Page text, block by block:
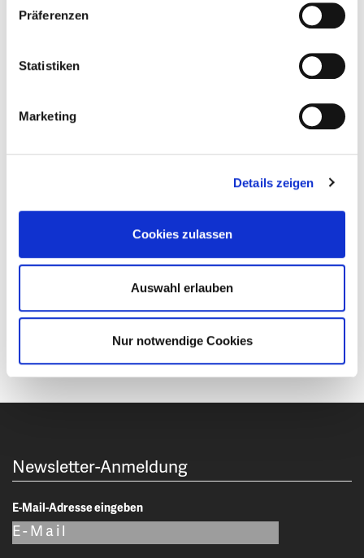
Präferenzen
Statistiken
Marketing
Details zeigen
Cookies zulassen
Auswahl erlauben
Nur notwendige Cookies
Newsletter-Anmeldung
E-Mail-Adresse eingeben